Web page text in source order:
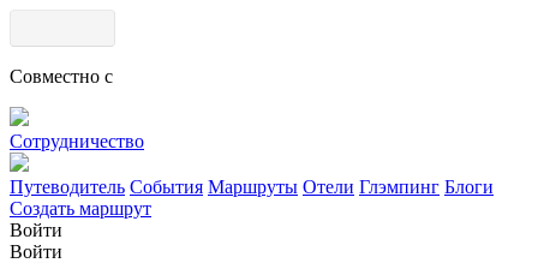
Совместно с
Сотрудничество
Путеводитель События Маршруты Отели Глэмпинг Блоги
Создать маршрут
Войти
Войти